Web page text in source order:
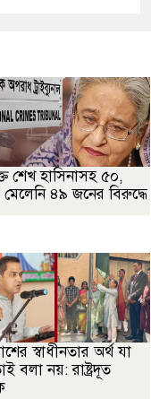
শেখ হাসিনাসহ ৫০,
৪৯ জনের বিরুদ্ধে
স্বাধীনতার অর্থ যা
বলা নয়: রাষ্ট্রদূত